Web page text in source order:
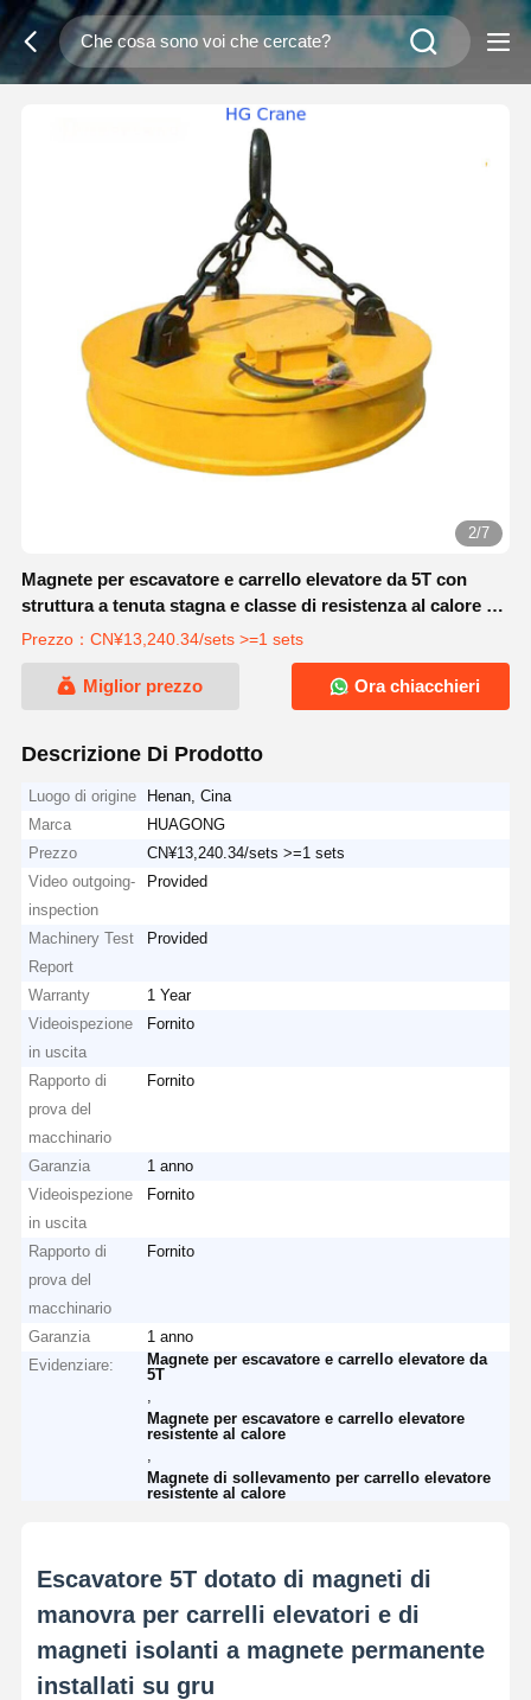
2/7
Magnete per escavatore e carrello elevatore da 5T con
struttura a tenuta stagna e classe di resistenza al calore C
per magneti permanenti per gru a tensione DC-220V
Prezzo：CN¥13,240.34/sets >=1 sets
Miglior prezzo Ora chiacchieri
Descrizione Di Prodotto
Luogo di origine
Henan, Cina
Marca
HUAGONG
Prezzo
CN¥13,240.34/sets >=1 sets
Video outgoing-
inspection
Provided
Machinery Test
Report
Provided
Warranty
1 Year
Videoispezione
in uscita
Fornito
Rapporto di
prova del
macchinario
Fornito
Garanzia
1 anno
Videoispezione
in uscita
Fornito
Rapporto di
prova del
macchinario
Fornito
Garanzia
1 anno
Evidenziare:
Magnete per escavatore e carrello elevatore da
5T
Magnete per escavatore e carrello elevatore
resistente al calore
Magnete di sollevamento per carrello elevatore
resistente al calore
Escavatore 5T dotato di magneti di
manovra per carrelli elevatori e di
magneti isolanti a magnete permanente
installati su gru